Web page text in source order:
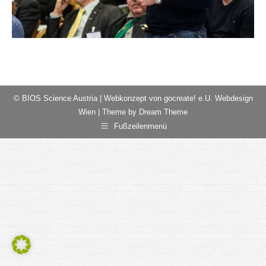
© BIOS Science Austria | Webkonzept von gocreate! e.U. Webdesign
Wien | Theme by Dream Theme
Fußzeilenmenü